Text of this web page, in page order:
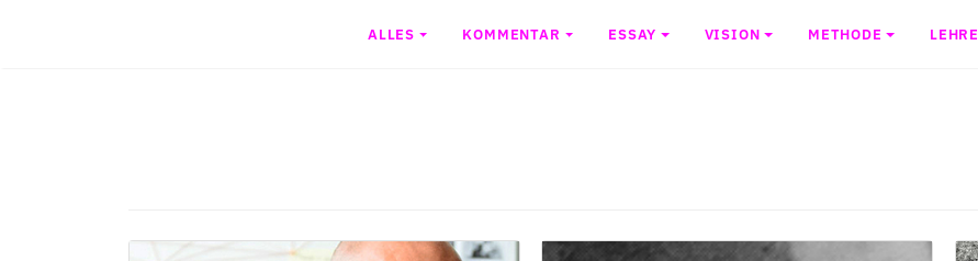
ALLES KOMMENTAR ESSAY VISION METHODE LEHRE